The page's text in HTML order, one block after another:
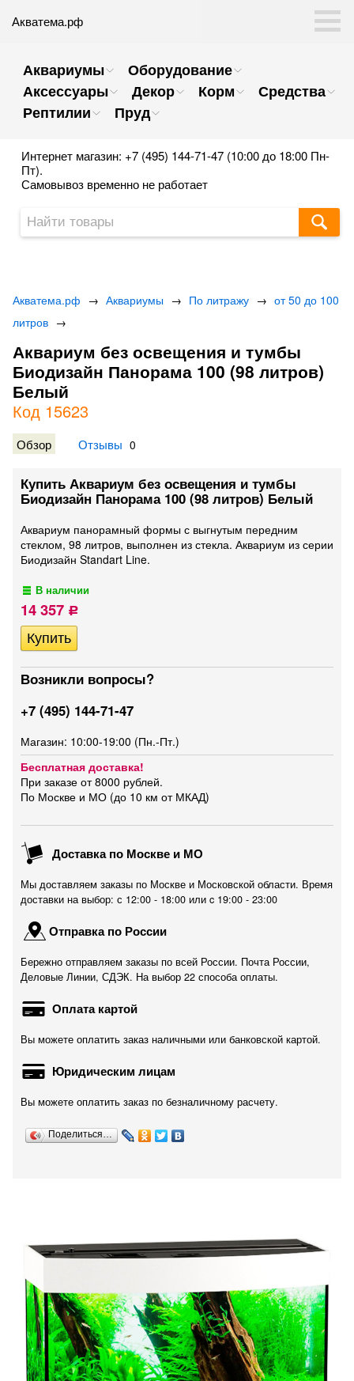
Акватема.рф
Аквариумы
Оборудование
Аксессуары
Декор Корм
Средства
Рептилии
Пруд
Интернет магазин: +7 (495) 144-71-47 (10:00 до 18:00 Пн-
Пт).
Самовывоз временно не работает
Акватема.рф → Аквариумы → По литражу → от 50 до 100
литров →
Аквариум без освещения и тумбы
Биодизайн Панорама 100 (98 литров)
Белый
Код 15623
Обзор Отзывы 0
Купить Аквариум без освещения и тумбы
Биодизайн Панорама 100 (98 литров) Белый
Аквариум панорамный формы с выгнутым передним
стеклом, 98 литров, выполнен из стекла. Аквариум из серии
Биодизайн Standart Line.
В наличии
14 357 Р
Возникли вопросы?
+7 (495) 144-71-47
Магазин: 10:00-19:00 (Пн.-Пт.)
Бесплатная доставка!
При заказе от 8000 рублей.
По Москве и МО (до 10 км от МКАД)
Доставка по Москве и МО
Мы доставляем заказы по Москве и Московской области. Время
доставки на выбор: с 12:00 - 18:00 или c 19:00 - 23:00
Отправка по России
Бережно отправляем заказы по всей России. Почта России,
Деловые Линии, СДЭК. На выбор 22 способа оплаты.
Оплата картой
Вы можете оплатить заказ наличными или банковской картой.
Юридическим лицам
Вы можете оплатить заказ по безналичному расчету.
Поделиться…